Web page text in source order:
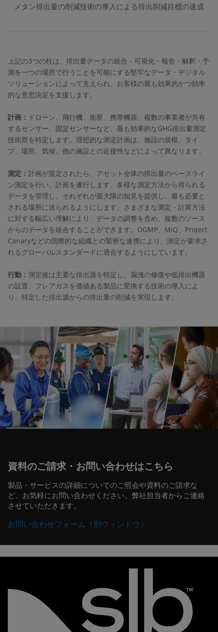
メタン排出量の削減技術の導入による排出削減目標の達成
上記の3つの柱は、排出量データの統合・可視化・報告・解釈・予
測を一つの場所で行うことを可能にする堅牢なデータ・デジタル
ソリューションによって支えられ、お客様の最も効果的かつ効率
的な意思決定を支援します。
計画： ドローン、飛行機、衛星、携帯機器、複数の事業者が共有
するセンサー、固定センサーなど、最も効果的なGHG排出量測定
技術群を特定します。理想的な測定計画は、施設の規模、タイ
プ、場所、気候、他の施設との近接性などによって異なります。
測定： 計画が策定されたら、アセット全体の排出量のベースライ
ン測定を行い、計画を遂行します。多様な測定方法から得られる
データを管理し、それぞれが最大限の知見を提供し、最も必要と
される場所に送られるようにします。さまざまな測定・計算方法
に対する幅広い理解により、データの調整を含め、複数のソース
からのデータを統合することができます。OGMP、MiQ、Project
Canaryなどの国際的な組織との緊密な連携により、測定が要求さ
れるグローバルスタンダードに適合するようにしています。
行動： 測定後は主要な排出源を特定し、漏洩の修復や低排出機器
の設置、フレアガスを価値ある製品に変換する技術の導入によ
り、特定した排出源からの排出量の削減を実現します。
資料のご請求・お問い合わせはこちら
製品・サービスの詳細についてのご照会や資料のご請求な
ど、お気軽にお問い合わせください。弊社担当者からご連絡
させていただきます。
お問い合わせフォーム（別ウィンドウ）